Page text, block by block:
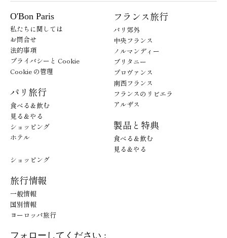
O'Bon Paris
私たちに関しては
お問合せ
法的事項
プライバシーと Cookie
Cookie の管理
パリ旅行
食べる＆飲む
見る＆やる
ショッピング
ホテル
フランス旅行
パリ郊外
中央フランス
ノルマンディー
ブリタニー
プロヴァンス
南西フランス
フランスのリビエラ
アルザス
製品と特典
食べる＆飲む
見る＆やる
ショッピング
旅行情報
一般情報
国別情報
ヨーロッパ旅行
フォローしてください :